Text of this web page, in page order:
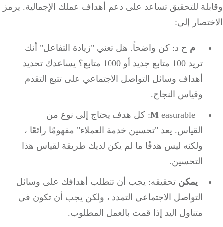
للتحقيق تساعد على دعم أهداف عملك الإجمالية.يرمز
إلى:
م ح د: كن واضحاً.هل تعني "زيادة التفاعل" أنك
تريد 100 متابع جديد أو 1000 متابع؟
يساعدك تحديد
أهداف وسائل التواصل الاجتماعي على تتبع التقدم
وقياس النجاح.
M
easurable: كل هدف يحتاج إلى نوع من
القياس.يعد "تحسين خدمة العملاء" مفهومًا رائعًا ،
ولكنه ليس هدفًا ما لم يكن لديك طريقة لقياس هذا
التحسين.
يمكنتحقيقه: يجب أن تتطلب أهدافك على وسائل
التواصل الاجتماعي التمدد ، ولكن يجب أن تكون في
متناول اليد إذا قمت بالعمل المطلوب.